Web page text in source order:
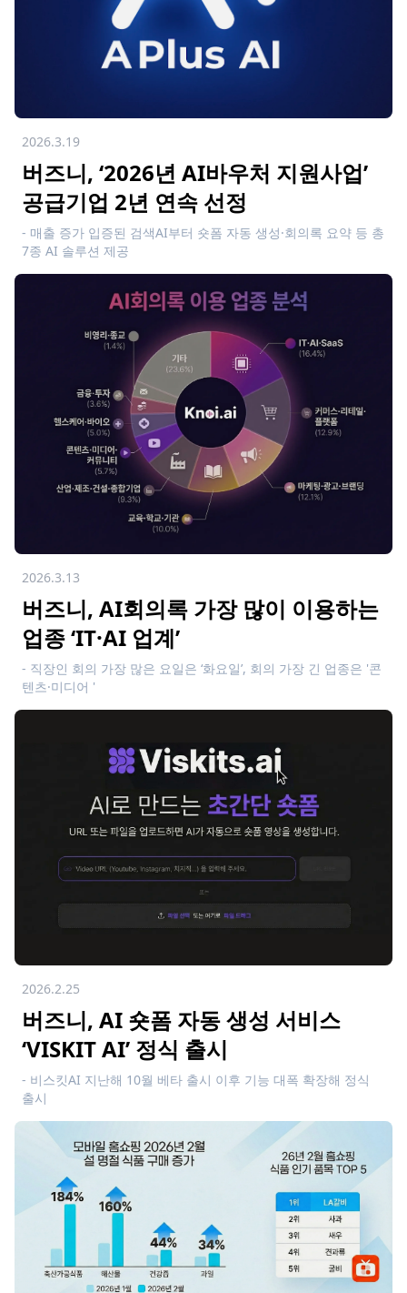
2026.3.19
버즈니, ‘2026년 AI바우처 지원사업’
공급기업 2년 연속 선정
- 매출 증가 입증된 검색AI부터 숏폼 자동 생성·회의록 요약 등 총
7종 AI 솔루션 제공
2026.3.13
버즈니, AI회의록 가장 많이 이용하는
업종 ‘IT·AI 업계’
- 직장인 회의 가장 많은 요일은 ‘화요일’, 회의 가장 긴 업종은 '콘
텐츠·미디어 '
2026.2.25
버즈니, AI 숏폼 자동 생성 서비스
‘VISKIT AI’ 정식 출시
- 비스킷AI 지난해 10월 베타 출시 이후 기능 대폭 확장해 정식
출시
팅 영상까지